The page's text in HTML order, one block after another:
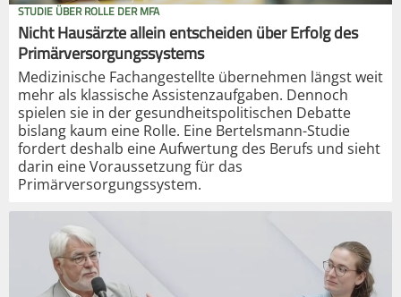
STUDIE ÜBER ROLLE DER MFA
Nicht Hausärzte allein entscheiden über Erfolg des
Primärversorgungssystems
Medizinische Fachangestellte übernehmen längst weit
mehr als klassische Assistenzaufgaben. Dennoch
spielen sie in der gesundheitspolitischen Debatte
bislang kaum eine Rolle. Eine Bertelsmann-Studie
fordert deshalb eine Aufwertung des Berufs und sieht
darin eine Voraussetzung für das
Primärversorgungssystem.